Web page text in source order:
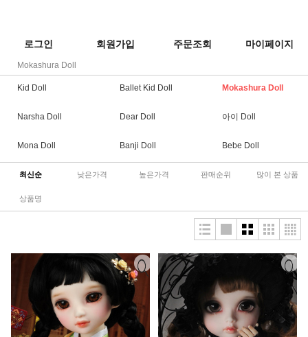
로그인 회원가입 주문조회 마이페이지
Mokashura Doll
Kid Doll Ballet Kid Doll Mokashura Doll
Narsha Doll Dear Doll 아이 Doll
Mona Doll Banji Doll Bebe Doll
최신순 낮은가격 높은가격 판매순위 많이 본 상품
상품명